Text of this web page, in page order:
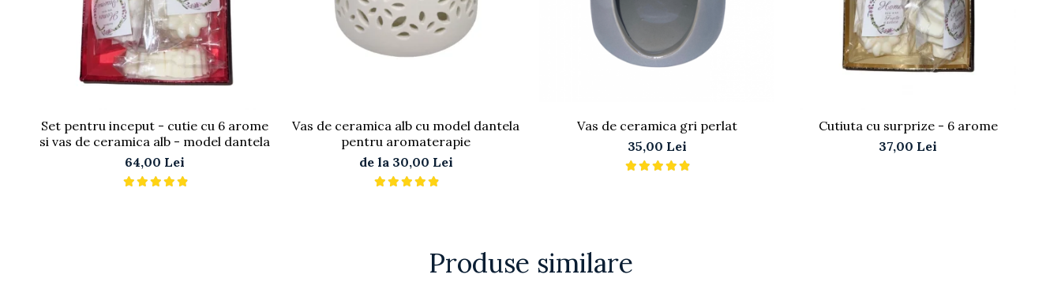
Set pentru inceput - cutie cu 6 arome
si vas de ceramica alb - model dantela
64,00 Lei
Vas de ceramica alb cu model dantela
pentru aromaterapie
de la 30,00 Lei
Vas de ceramica gri perlat
35,00 Lei
Cutiuta cu surprize - 6 arome
37,00 Lei
Produse similare